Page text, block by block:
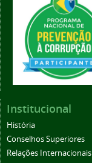
Institucional
História
Conselhos Superiores
Relações Internacionais